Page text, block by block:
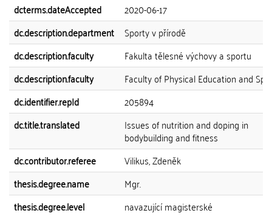
dcterms.dateAccepted
2020-06-17
dc.description.department
Sporty v přírodě
dc.description.faculty
Fakulta tělesné výchovy a sportu
dc.description.faculty
Faculty of Physical Education and
dc.identifier.repId
205894
dc.title.translated
Issues of nutrition and doping in
bodybuilding and fitness
dc.contributor.referee
Vilikus, Zdeněk
thesis.degree.name
Mgr.
thesis.degree.level
navazující magisterské